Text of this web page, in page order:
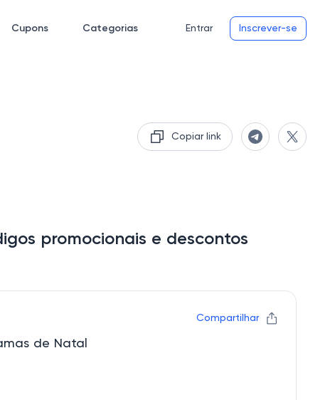
Cupons Categorias Entrar Inscrever-se
Copiar link
promocionais e descontos
Compartilhar
de Natal